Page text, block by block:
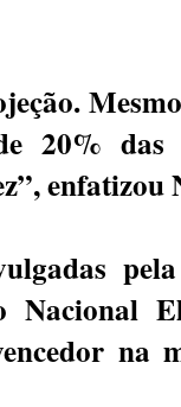
20%
enfatizou
Nacional
na